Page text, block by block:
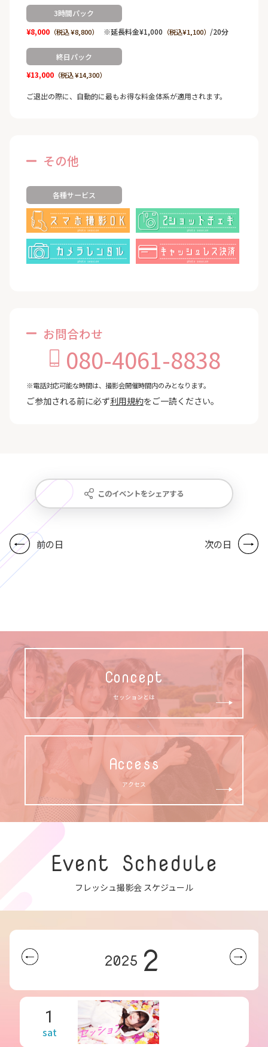
3時間パック
¥8,000（税込 ¥8,800） ※延長料金¥1,000 （税込¥1,100） /20分
終日パック
¥13,000（税込 ¥14,300）
ご退出の際に、自動的に最もお得な料金体系が適用されます。
その他
各種サービス
お問合わせ
080-4061-8838
※電話対応可能な時間は、撮影会開催時間内のみとなります。
ご参加される前に必ず利用規約をご一読ください。
このイベントをシェアする
前の日 次の日
Concept
セッションとは
Access
アクセス
Event Schedule
フレッシュ撮影会 スケジュール
2025 2
1
sat